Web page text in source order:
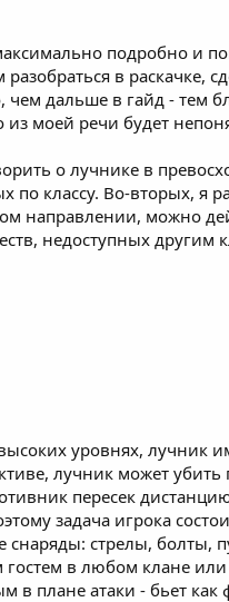
подробно и
в раскачке,
дальше в гайд - тем
из моей речи будет
о лучнике в
по классу. Во-вторых, я
направлении, можно
недоступных другим
уровнях, лучник
лучник может убить
пересек
задача игрока
снаряды: стрелы,
в любом клане
в плане атаки - бьет